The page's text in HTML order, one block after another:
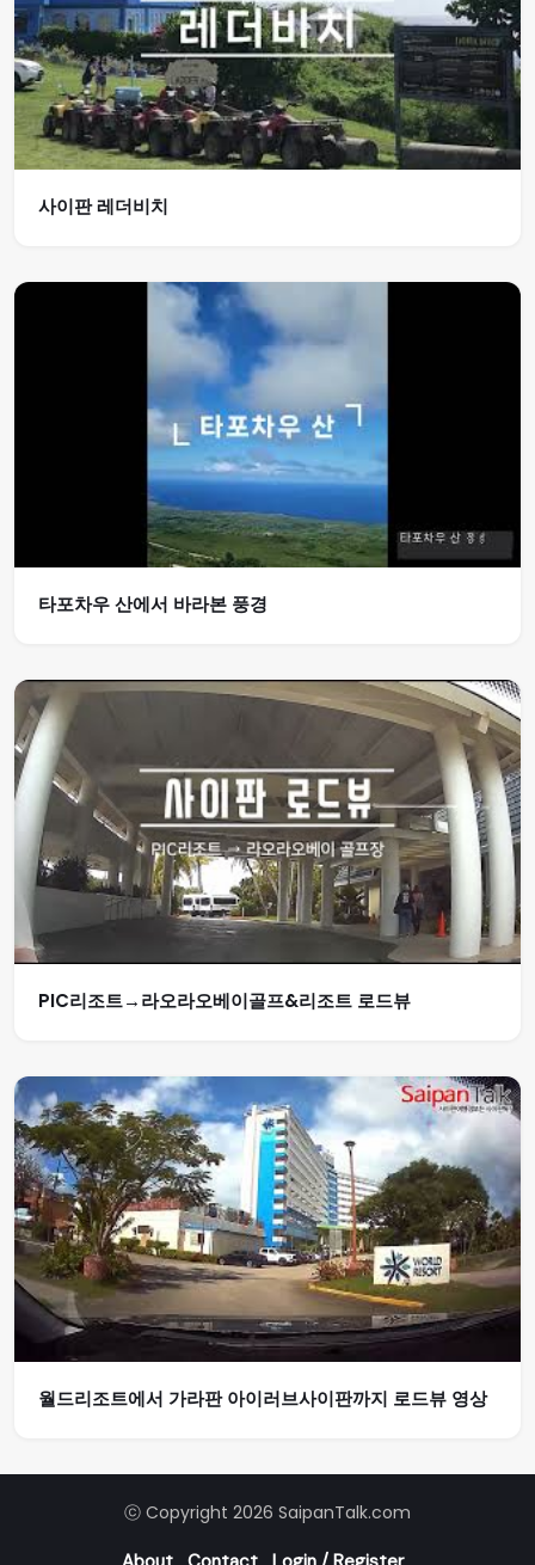
사이판 레더비치
타포차우 산에서 바라본 풍경
PIC리조트→라오라오베이골프&리조트 로드뷰
월드리조트에서 가라판 아이러브사이판까지 로드뷰 영상
ⓒ Copyright 2026 SaipanTalk.com